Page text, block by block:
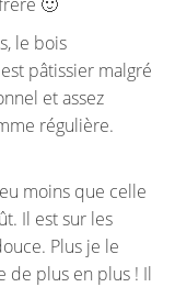
le bois
pâtissier malgré
et assez
régulière.
moins que celle
Il est sur les
Plus je le
de plus en plus ! Il